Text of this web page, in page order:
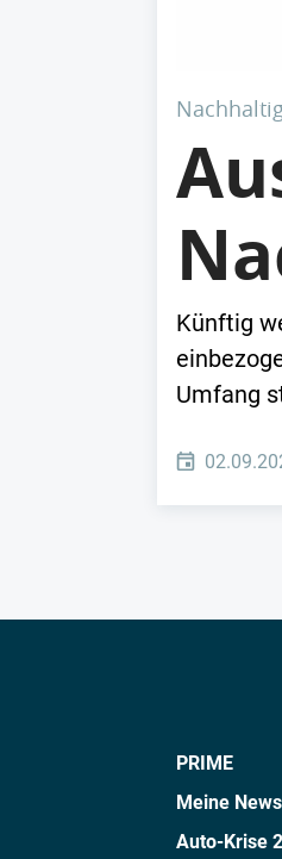
Künftig
Umfang
PRIME
Meine News
Auto-Krise